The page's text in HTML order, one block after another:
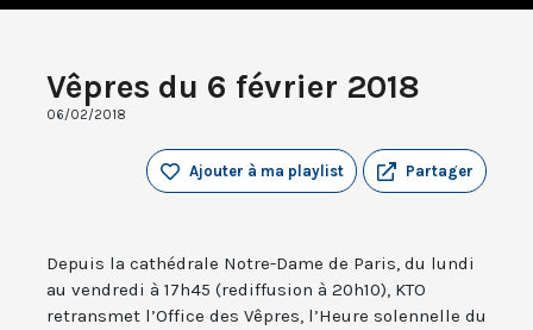
Vêpres du 6 février 2018
06/02/2018
Partager
Ajouter à ma playlist
Depuis la cathédrale Notre-Dame de Paris, du lundi
au vendredi à 17h45 (rediffusion à 20h10), KTO
retransmet l’Office des Vêpres, l’Heure solennelle du